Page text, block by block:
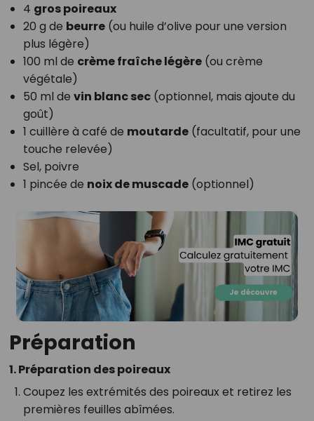
4 gros poireaux
20 g de beurre(ou huile d’olive pour une version
plus légère)
100 ml de crème fraîche légère(ou crème
végétale)
50 ml de vin blanc sec(optionnel, mais ajoute du
goût)
1 cuillère à café de moutarde(facultatif, pour une
touche relevée)
Sel, poivre
1 pincée de noix de muscade(optionnel)
Préparation
1. Préparation des poireaux
Coupez les extrémités des poireaux et retirez les
premières feuilles abîmées.